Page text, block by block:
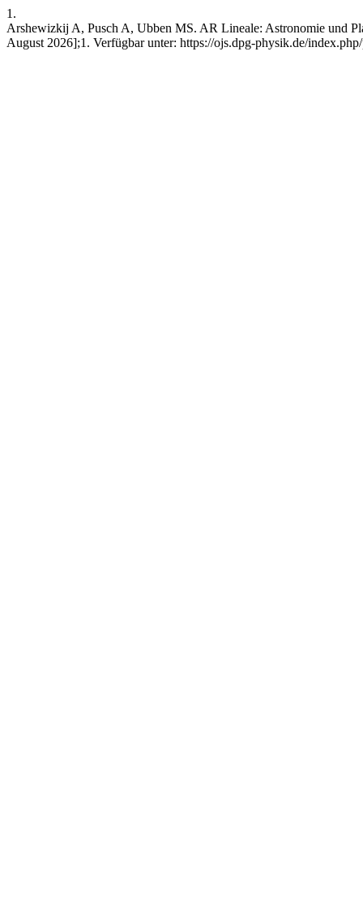
1.
Arshewizkij A, Pusch A, Ubben MS. AR Lineale: Astronomie und
August 2026];1. Verfügbar unter: https://ojs.dpg-physik.de/